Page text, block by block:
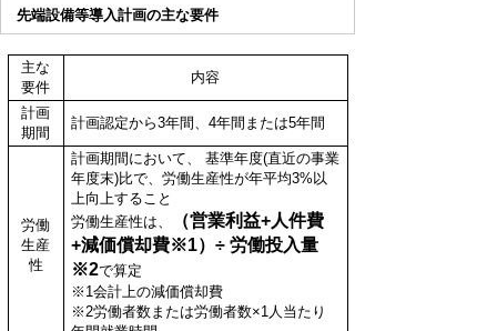
先端設備等導入計画の主な要件
主な
要件
内容
計画
期間
計画認定から3年間、4年間または5年間
労働
生産
性
計画期間において、 基準年度(直近の事業
年度末)比で、労働生産性が年平均3%以
上向上すること
労働生産性は、
（営業利益+人件費
+減価償却費※1）÷ 労働投入量
※2で算定
※1会計上の減価償却費
※2労働者数または労働者数×1人当たり